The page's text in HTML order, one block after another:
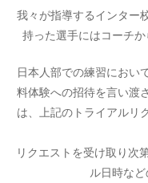
我々が指導するインター
持った選手にはコーチ
日本人部での練習におい
料体験への招待を言い渡
は、上記のトライアルリ
リクエストを受け取り次
ル日時など